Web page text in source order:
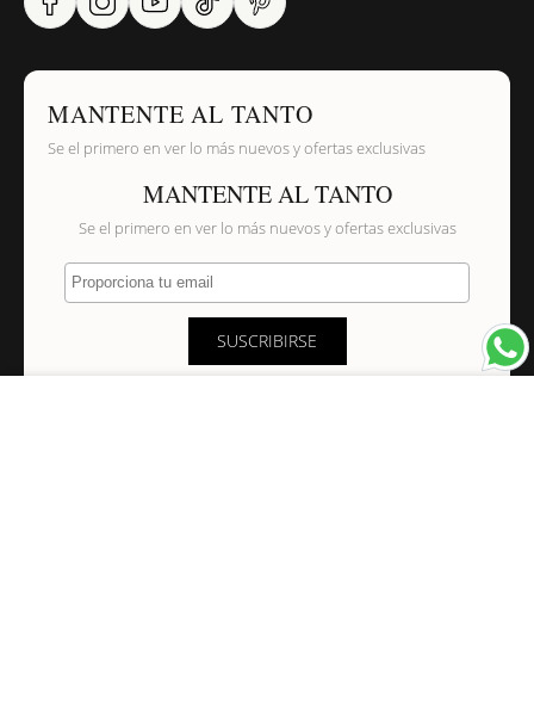
MANTENTE AL TANTO
Se el primero en ver lo más nuevos y ofertas exclusivas
MANTENTE AL TANTO
Se el primero en ver lo más nuevos y ofertas exclusivas
Proporciona tu email
SUSCRIBIRSE